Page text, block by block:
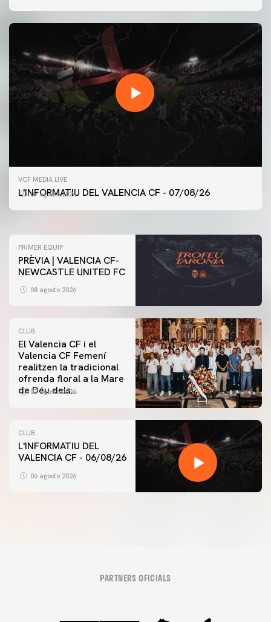
VCF MEDIA LIVE
L'INFORMATIU DEL VALENCIA CF - 07/08/26
07 agosto 2026
PRIMER EQUIP
ENTRENAMENT DEL VALENCIA CF 7/8/2026
PRIMER EQUIP
PRÈVIA | VALENCIA CF-
NEWCASTLE UNITED FC
08 agosto 2026
CLUB
El Valencia CF i el
Valencia CF Femení
realitzen la tradicional
ofrenda floral a la Mare
de Déu dels
07 agosto 2026
CLUB
L'INFORMATIU DEL
VALENCIA CF - 06/08/26
06 agosto 2026
PARTNERS OFICIALS